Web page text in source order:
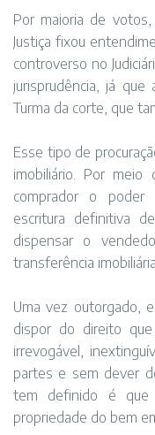
Por maioria de
Justiça fixou
controverso no
jurisprudência, já que
Turma da corte, que
Esse tipo de
imobiliário. Por
comprador o poder
escritura definitiva
dispensar o
transferência
Uma vez outorgado,
dispor do direito
irrevogável,
partes e sem dever
tem definido é que
propriedade do bem